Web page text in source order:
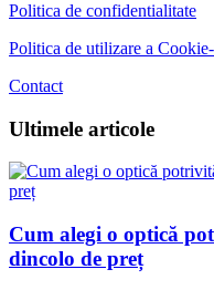
Politica de confidentialitate
Politica de utilizare a
Contact
Ultimele articole
Cum alegi o optică
dincolo de preț